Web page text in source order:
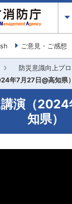
ご意見・ご感想
防災意識向上プ
年7月27日@高知県）
演（
知県）